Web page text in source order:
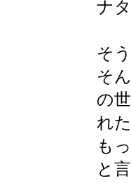
ナ
そ
そ
の
れ
も
と